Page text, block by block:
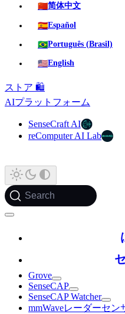
🇨🇳简体中文
🇪🇸Español
🇧🇷Português (Brasil)
🇺🇸English
ストア 🛍️
AIプラットフォーム
SenseCraft AI
reComputer AI Lab
Search
Grove
SenseCAP
SenseCAP Watcher
mmWaveレーダーセン